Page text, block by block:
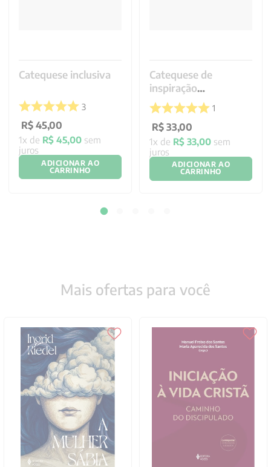
Catequese inclusiva
3
R$ 45,00
1x de R$ 45,00 sem
juros
ADICIONAR AO
CARRINHO
Catequese de
inspiração
catecumenal e a
identidade trinitária
da iniciação cristã
1
R$ 33,00
1x de R$ 33,00 sem
juros
ADICIONAR AO
CARRINHO
Mais ofertas para você